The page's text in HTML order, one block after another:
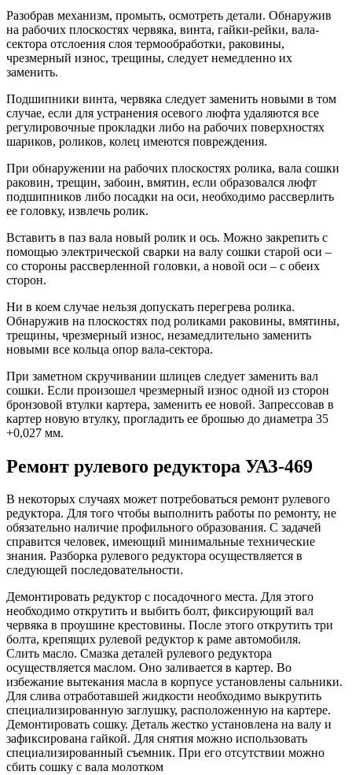
Разобрав механизм, промыть, осмотреть детали. Обнаружив
на рабочих плоскостях червяка, винта, гайки-рейки, вала-
сектора отслоения слоя термообработки, раковины,
чрезмерный износ, трещины, следует немедленно их
заменить.
Подшипники винта, червяка следует заменить новыми в том
случае, если для устранения осевого люфта удаляются все
регулировочные прокладки либо на рабочих поверхностях
шариков, роликов, колец имеются повреждения.
При обнаружении на рабочих плоскостях ролика, вала сошки
раковин, трещин, забоин, вмятин, если образовался люфт
подшипников либо посадки на оси, необходимо рассверлить
ее головку, извлечь ролик.
Вставить в паз вала новый ролик и ось. Можно закрепить с
помощью электрической сварки на валу сошки старой оси –
со стороны рассверленной головки, а новой оси – с обеих
сторон.
Ни в коем случае нельзя допускать перегрева ролика.
Обнаружив на плоскостях под роликами раковины, вмятины,
трещины, чрезмерный износ, незамедлительно заменить
новыми все кольца опор вала-сектора.
При заметном скручивании шлицев следует заменить вал
сошки. Если произошел чрезмерный износ одной из сторон
бронзовой втулки картера, заменить ее новой. Запрессовав в
картер новую втулку, прогладить ее брошью до диаметра 35
+0,027 мм.
Ремонт рулевого редуктора УАЗ-469
В некоторых случаях может потребоваться ремонт рулевого
редуктора. Для того чтобы выполнить работы по ремонту, не
обязательно наличие профильного образования. С задачей
справится человек, имеющий минимальные технические
знания. Разборка рулевого редуктора осуществляется в
следующей последовательности.
Демонтировать редуктор с посадочного места. Для этого
необходимо открутить и выбить болт, фиксирующий вал
червяка в проушине крестовины. После этого открутить три
болта, крепящих рулевой редуктор к раме автомобиля.
Слить масло. Смазка деталей рулевого редуктора
осуществляется маслом. Оно заливается в картер. Во
избежание вытекания масла в корпусе установлены сальники.
Для слива отработавшей жидкости необходимо выкрутить
специализированную заглушку, расположенную на картере.
Демонтировать сошку. Деталь жестко установлена на валу и
зафиксирована гайкой. Для снятия можно использовать
специализированный съемник. При его отсутствии можно
сбить сошку с вала молотком